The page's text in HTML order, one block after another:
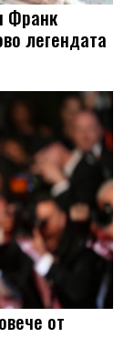
Франк
легендата
от